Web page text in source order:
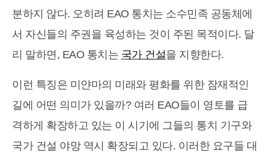
분하지 않다. 오히려 EAO 통치는 소수민족 공동체에
서 자신들의 주권을 육성하는 것이 주된 목적이다. 달
리 말하면, EAO 통치는 국가 건설을 지향한다.
이런 특징은 미얀마의 미래와 평화를 위한 잠재적인
길에 어떤 의미가 있을까? 여러 EAO들이 영토를 급
격하게 확장하고 있는 이 시기에 그들의 통치 기구와
국가 건설 야망 역시 확장되고 있다. 이러한 요구들 대